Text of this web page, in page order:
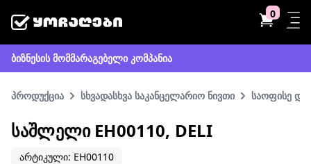
0
ბიზნესის მომმარაგებელი კომპანია
პროდუქცია სხვადასხვა საკანცელარიო ნივთი საოფისე და
ᲡᲐᲨᲚᲔᲚᲘ EH00110, DELI
არტიკული: EH00110